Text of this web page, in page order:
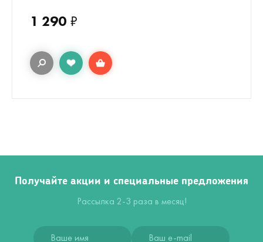
1 290 ₽
Получайте акции и специальные предложения
Рассылка 2-3 раза в месяц!